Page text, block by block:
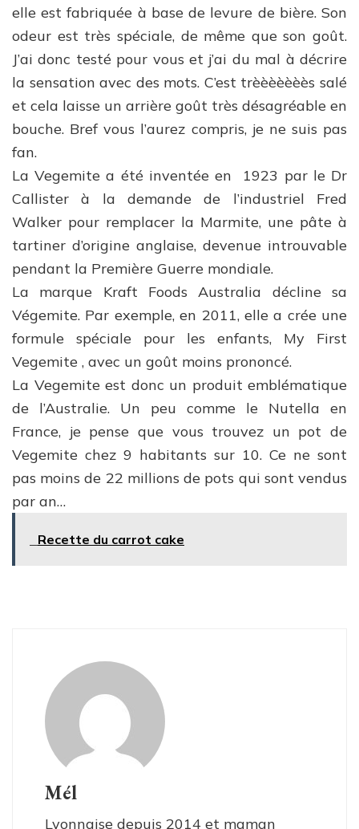
elle est fabriquée à base de levure de bière. Son
odeur est très spéciale, de même que son goût.
J’ai donc testé pour vous et j’ai du mal à décrire
la sensation avec des mots. C’est trèèèèèèès salé
et cela laisse un arrière goût très désagréable en
bouche. Bref vous l’aurez compris, je ne suis pas
fan.
La Vegemite a été inventée en 1923 par le Dr
Callister à la demande de l’industriel Fred
Walker pour remplacer la Marmite, une pâte à
tartiner d’origine anglaise, devenue introuvable
pendant la Première Guerre mondiale.
La marque Kraft Foods Australia décline sa
Végemite. Par exemple, en 2011, elle a crée une
formule spéciale pour les enfants, My First
Vegemite , avec un goût moins prononcé.
La Vegemite est donc un produit emblématique
de l’Australie. Un peu comme le Nutella en
France, je pense que vous trouvez un pot de
Vegemite chez 9 habitants sur 10. Ce ne sont
pas moins de 22 millions de pots qui sont vendus
par an…
Recette du carrot cake
Mél
Lyonnaise depuis 2014 et maman